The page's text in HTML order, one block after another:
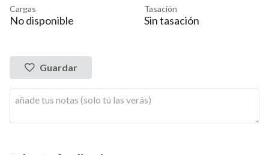
Cargas
No disponible
Tasación
Sin tasación
Guardar